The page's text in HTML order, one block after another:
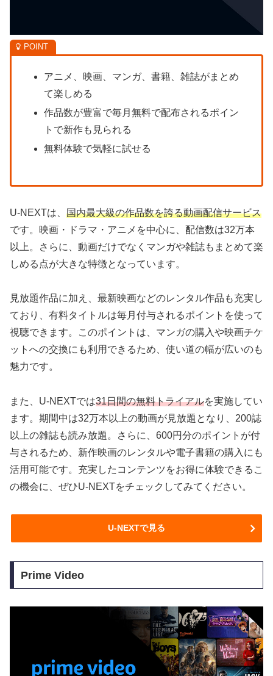
アニメ、映画、マンガ、書籍、雑誌がまとめ
て楽しめる
作品数が豊富で毎月無料で配布されるポイン
トで新作も見られる
無料体験で気軽に試せる
U-NEXTは、 国内最大級の作品数を誇る動画配信サービス
です。映画・ドラマ・アニメを中心に、配信数は32万本
以上。さらに、動画だけでなくマンガや雑誌もまとめて楽
しめる点が大きな特徴となっています。
見放題作品に加え、最新映画などのレンタル作品も充実し
ており、有料タイトルは毎月付与されるポイントを使って
視聴できます。このポイントは、マンガの購入や映画チケ
ットへの交換にも利用できるため、使い道の幅が広いのも
魅力です。
また、U-NEXTでは31日間の無料トライアルを実施してい
ます。期間中は32万本以上の動画が見放題となり、200誌
以上の雑誌も読み放題。さらに、600円分のポイントが付
与されるため、新作映画のレンタルや電子書籍の購入にも
活用可能です。充実したコンテンツをお得に体験できるこ
の機会に、ぜひU-NEXTをチェックしてみてください。
U-NEXTで見る
Prime Video